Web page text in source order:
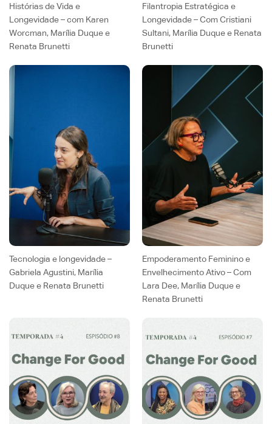
Histórias de Vida e
Longevidade – com Karen
Worcman, Marília Duque e
Renata Brunetti
Filantropia Estratégica e
Longevidade – Com Cristiani
Sultani, Marília Duque e Renata
Brunetti
Tecnologia e longevidade –
Gabriela Agustini, Marília
Duque e Renata Brunetti
Empoderamento Feminino e
Envelhecimento Ativo – Com
Lara Dee, Marília Duque e
Renata Brunetti